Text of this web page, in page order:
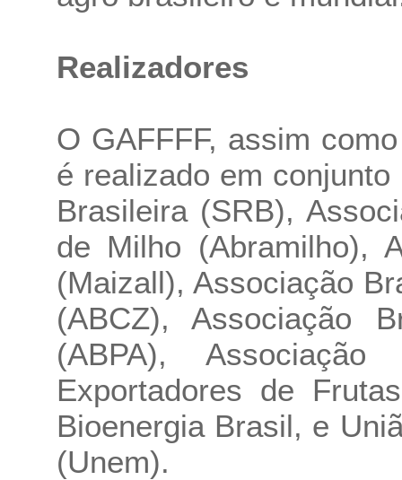
Realizadores
O GAFFFF, assim
é realizado em
Brasileira (SRB),
de Milho (Abramilho),
(Maizall), Associação
(ABCZ), Associação
(ABPA),
Exportadores de
Bioenergia Brasil, e
(Unem).